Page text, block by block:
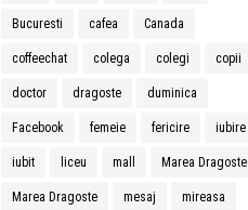
Bucuresti cafea Canada
coffeechat colega colegi copii
doctor dragoste duminica
Facebook femeie fericire iubire
iubit liceu mall Marea Dragoste
Marea Dragoste mesaj mireasa